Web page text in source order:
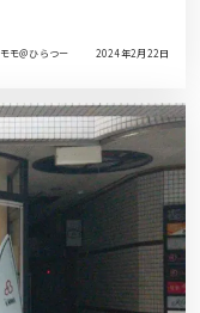
モモ＠ひらつー 2024年2月22日